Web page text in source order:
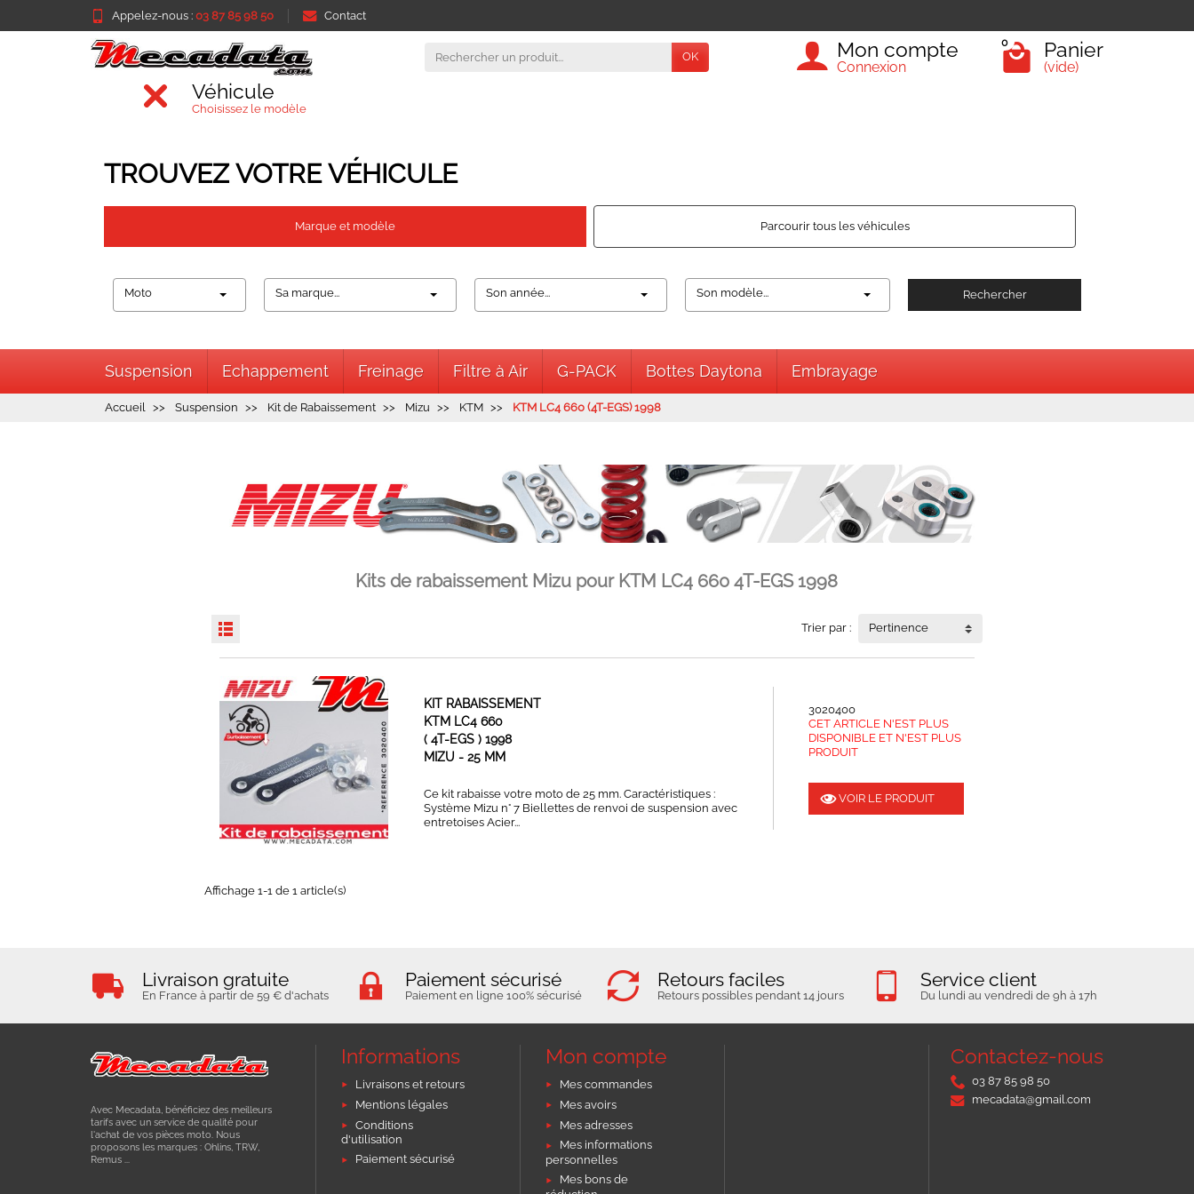
Appelez-nous : 03 87 85 98 50 Contact
OK Mon compte
Connexion
0 Panier
(vide)
Véhicule
Choisissez le modèle
TROUVEZ VOTRE VÉHICULE
Marque et modèle Parcourir tous les véhicules
Moto Sa marque... Son année... Son modèle... Rechercher
Suspension Echappement Freinage Filtre à Air G-PACK Bottes Daytona Embrayage
Accueil Suspension Kit de Rabaissement Mizu KTM KTM LC4 660 (4T-EGS) 1998
Kits de rabaissement Mizu pour KTM LC4 660 4T-EGS 1998
Trier par : Pertinence
KIT RABAISSEMENT
KTM LC4 660
( 4T-EGS ) 1998
MIZU - 25 MM
Ce kit rabaisse votre moto de 25 mm. Caractéristiques :
Système Mizu n° 7 Biellettes de renvoi de suspension avec
entretoises Acier...
3020400
CET ARTICLE N'EST PLUS
DISPONIBLE ET N'EST PLUS
PRODUIT
VOIR LE PRODUIT
Affichage 1-1 de 1 article(s)
Livraison gratuite
En France à partir de 59 € d'achats
Paiement sécurisé
Paiement en ligne 100% sécurisé
Retours faciles
Retours possibles pendant 14 jours
Service client
Du lundi au vendredi de 9h à 17h
Avec Mecadata, bénéficiez des meilleurs
tarifs avec un service de qualité pour
l'achat de vos pièces moto. Nous
proposons les marques : Ohlins, TRW,
Remus ...
Informations
Livraisons et retours
Mentions légales
Conditions
d'utilisation
Paiement sécurisé
Mon compte
Mes commandes
Mes avoirs
Mes adresses
Mes informations
personnelles
Mes bons de
Contactez-nous
03 87 85 98 50
mecadata@gmail.com